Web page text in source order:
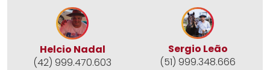
Helcio Nadal
(42) 999.470.603
Sergio Leão
(51) 999.348.666